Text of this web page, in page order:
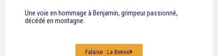
Une voie en hommage à Benjamin, grimpeur passionné,
décédé en montagne.
Falaise : La Benne